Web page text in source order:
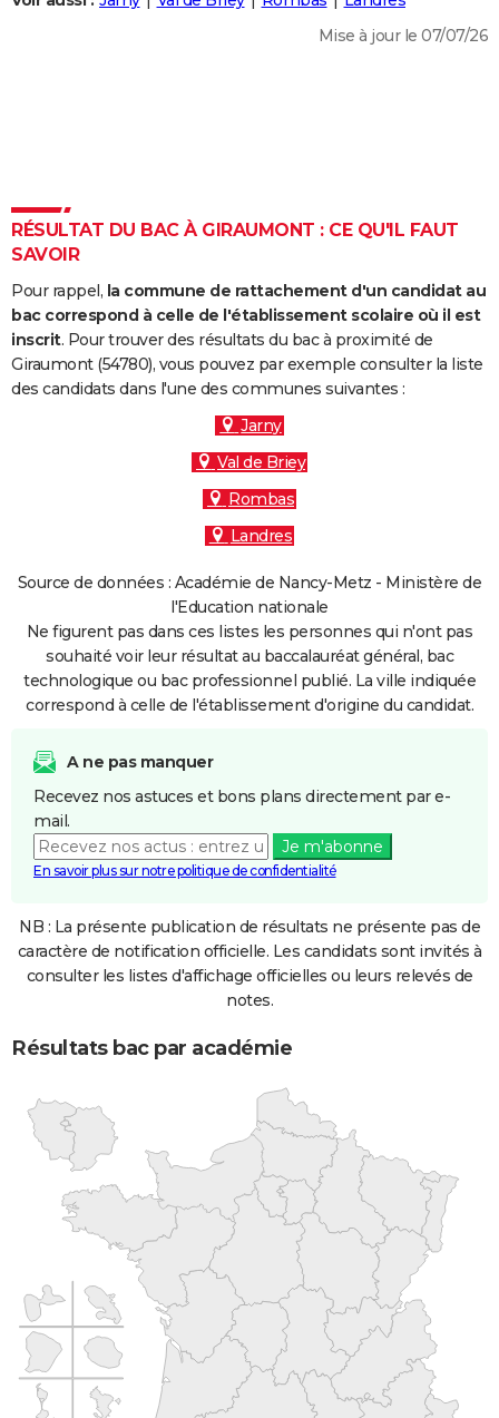
DICTIONNAIRE
Dictionnaire
Biographies
Citations
Expressions
Proverbes
PROGRAMME TV
COPAINS D'AVANT
S'inscrire
Se connecter
Lycées
Collèges
Primaires
Universités
Entreprises
Service militaire
Avis de recherche
AVIS DE DÉCÈS
FORUM
Mise à jour le 07/07/26
RÉSULTAT DU BAC À GIRAUMONT : CE QU'IL FAUT
SAVOIR
Pour rappel, la commune de rattachement d'un candidat au
bac correspond à celle de l'établissement scolaire où il est
inscrit. Pour trouver des résultats du bac à proximité de
Giraumont (54780), vous pouvez par exemple consulter la liste
des candidats dans l'une des communes suivantes :
Jarny
Val de Briey
Rombas
Landres
Source de données : Académie de Nancy-Metz - Ministère de
l'Education nationale
Ne figurent pas dans ces listes les personnes qui n'ont pas
souhaité voir leur résultat au baccalauréat général, bac
technologique ou bac professionnel publié. La ville indiquée
correspond à celle de l'établissement d'origine du candidat.
A ne pas manquer
Recevez nos astuces et bons plans directement par e-
mail.
Je m'abonne
En savoir plus sur notre politique de confidentialité
NB : La présente publication de résultats ne présente pas de
caractère de notification officielle. Les candidats sont invités à
consulter les listes d'affichage officielles ou leurs relevés de
notes.
Résultats bac par académie